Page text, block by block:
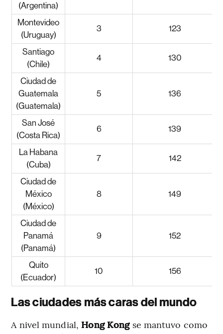
(Argentina)
Montevideo
(Uruguay)
3 123
Santiago
(Chile)
4 130
Ciudad de
Guatemala
(Guatemala)
5 136
San José
(Costa Rica)
6 139
La Habana
(Cuba)
7 142
Ciudad de
México
(México)
8 149
Ciudad de
Panamá
(Panamá)
9 152
Quito
(Ecuador)
10 156
Las ciudades más caras del mundo
A nivel mundial, Hong Kong se mantuvo como